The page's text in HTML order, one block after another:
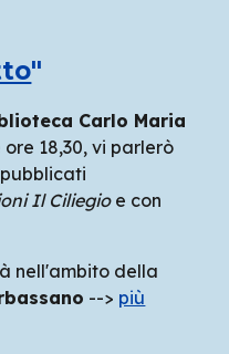
"
Carlo Maria
ore 18,30, vi parlerò
Il Ciliegioe con
nell'ambito della
--> più